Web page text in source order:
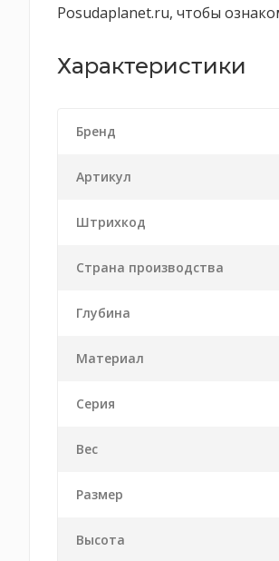
Posudaplanet.ru, чтобы
Характеристики
Бренд
Артикул
Штрихкод
Страна производства
Глубина
Материал
Серия
Вес
Размер
Высота